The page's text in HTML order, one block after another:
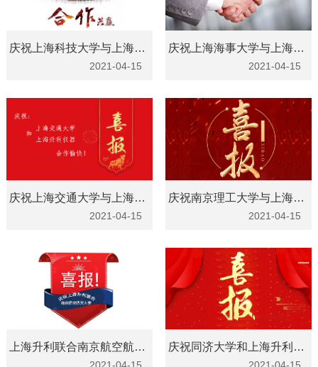
庆祝上海科技大学与上海升利合作成功
2021-04-15
庆祝上海海事大学与上海升利合作成功
2021-04-15
庆祝上海交通大学与上海升利仪器合作愉快
2021-04-15
庆祝南京理工大学与上海升利仪器合作愉快
2021-04-15
上海升利联合南京航空航天大学 庆祝同济大学和上海升利达成合作协议